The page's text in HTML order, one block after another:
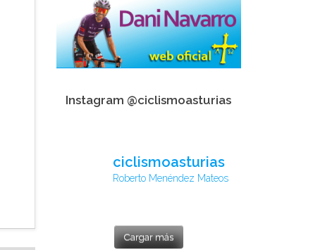
Instagram @ciclismoasturias
ciclismoasturias
Roberto Menéndez Mateos
Cargar más